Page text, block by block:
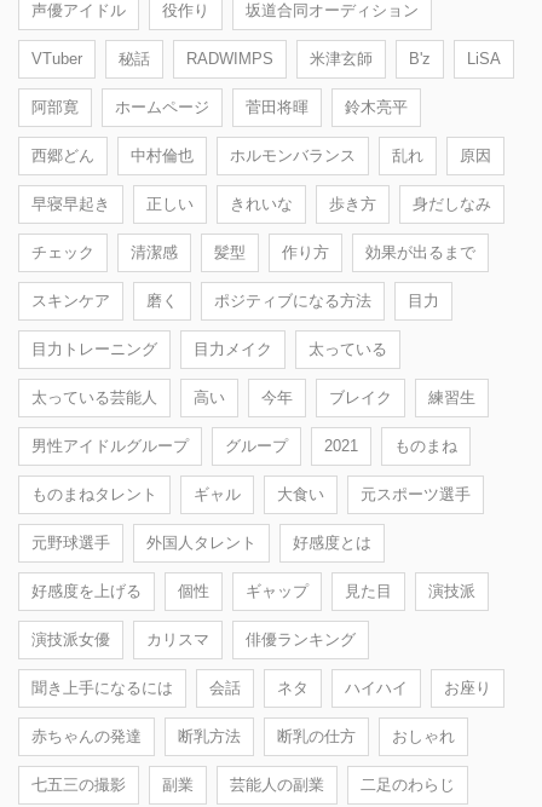
声優アイドル 役作り 坂道合同オーディション
VTuber 秘話 RADWIMPS 米津玄師 B'z LiSA
阿部寛 ホームページ 菅田将暉 鈴木亮平
西郷どん 中村倫也 ホルモンバランス 乱れ 原因
早寝早起き 正しい きれいな 歩き方 身だしなみ
チェック 清潔感 髪型 作り方 効果が出るまで
スキンケア 磨く ポジティブになる方法 目力
目力トレーニング 目力メイク 太っている
太っている芸能人 高い 今年 ブレイク 練習生
男性アイドルグループ グループ 2021 ものまね
ものまねタレント ギャル 大食い 元スポーツ選手
元野球選手 外国人タレント 好感度とは
好感度を上げる 個性 ギャップ 見た目 演技派
演技派女優 カリスマ 俳優ランキング
聞き上手になるには 会話 ネタ ハイハイ お座り
赤ちゃんの発達 断乳方法 断乳の仕方 おしゃれ
七五三の撮影 副業 芸能人の副業 二足のわらじ